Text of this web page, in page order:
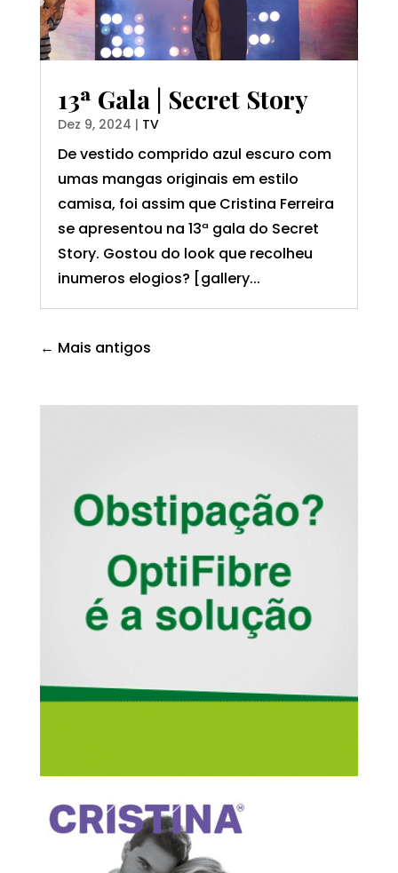
13ª Gala | Secret Story
Dez 9, 2024 | TV
De vestido comprido azul escuro com
umas mangas originais em estilo
camisa, foi assim que Cristina Ferreira
se apresentou na 13ª gala do Secret
Story. Gostou do look que recolheu
inumeros elogios? [gallery...
← Mais antigos